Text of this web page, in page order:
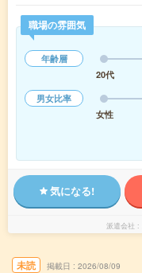
職場の雰囲気
年齢層
20代
男女比率
女性
気になる!
派遣会社
未読 掲載日 2026/08/09